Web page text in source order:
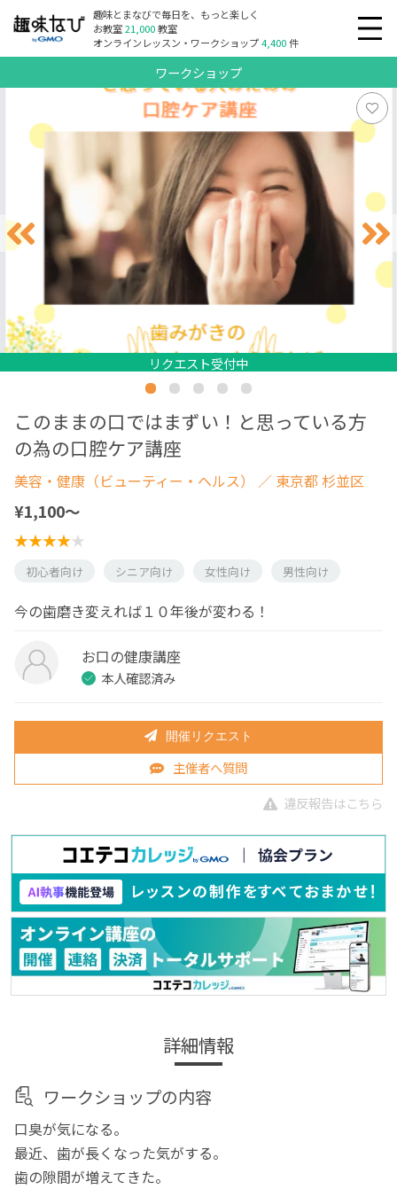
趣味とまなびで毎日を、もっと楽しく
お教室21,000教室
オンラインレッスン・ワークショップ4,400件
ワークショップ
リクエスト受付中
リクエスト受付中
リクエスト受付中
リクエスト受付中
リクエスト受付中
リクエスト受付中
このままの口ではまずい！と思っている方
の為の口腔ケア講座
美容・健康（ビューティー・ヘルス） ／ 東京都 杉並区
¥1,100〜
初心者向け シニア向け 女性向け 男性向け
今の歯磨き変えれば１０年後が変わる！
お口の健康講座
本人確認済み
開催リクエスト
主催者へ質問
違反報告はこちら
詳細情報
ワークショップの内容
口臭が気になる。
最近、歯が長くなった気がする。
歯の隙間が増えてきた。